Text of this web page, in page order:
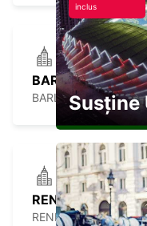
BARLETTA
BARLETTA - ITALY
RENDE
RENDE - ITALY
inclus
Susține